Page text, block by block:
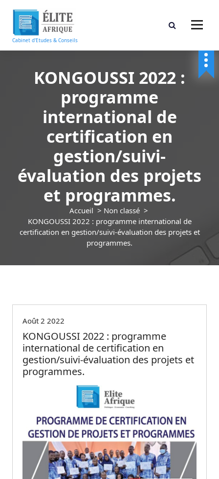
r
Cabinet d'Etudes & Conseils
KONGOUSSI 2022 :
programme
international de
certification en
gestion/suivi-
évaluation des projets
et programmes.
Accueil > Non classé>
KONGOUSSI 2022 : programme international de
certification en gestion/suivi-évaluation des projets et
programmes.
Août 2 2022
KONGOUSSI 2022 : programme
international de certification en
gestion/suivi-évaluation des projets et
programmes.